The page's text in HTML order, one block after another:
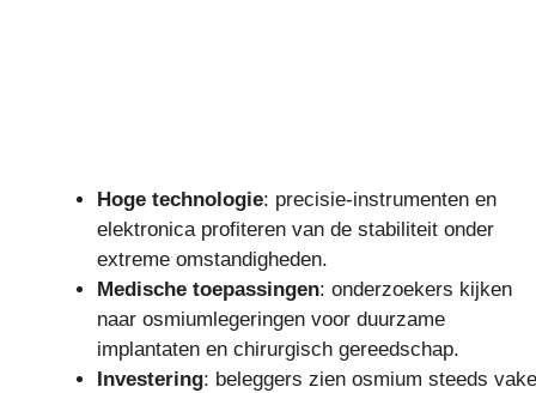
Hoge technologie: precisie-instrumenten en
elektronica profiteren van de stabiliteit onder
extreme omstandigheden.
Medische toepassingen: onderzoekers kijken
naar osmiumlegeringen voor duurzame
implantaten en chirurgisch gereedschap.
Investering: beleggers zien osmium steeds